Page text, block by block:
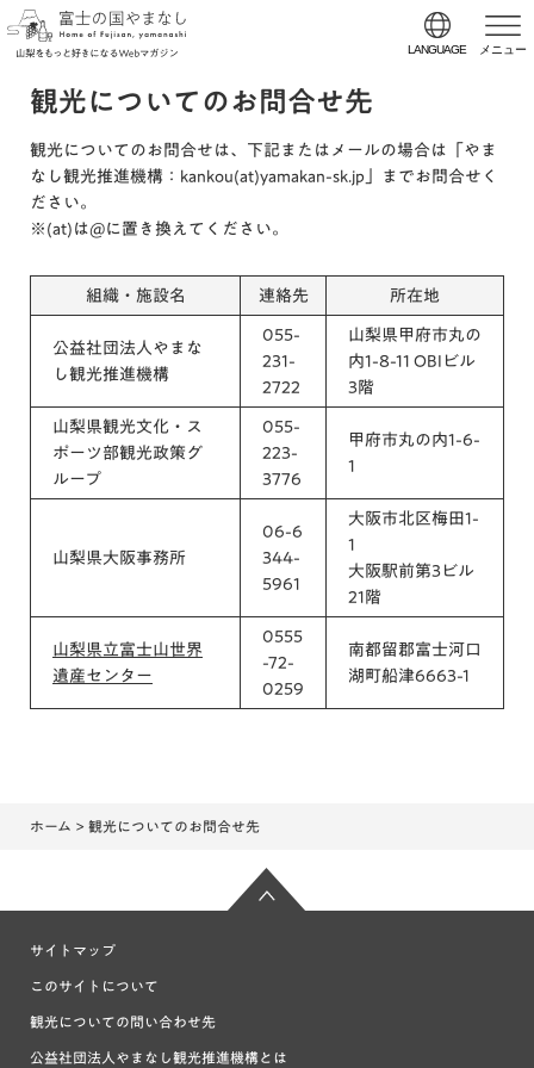
LANGUAGE メニュー
観光についてのお問合せ先
観光についてのお問合せは、下記またはメールの場合は「やま
なし観光推進機構：kankou(at)yamakan-sk.jp」までお問合せく
ださい。
※(at)は@に置き換えてください。
組織・施設名 連絡先 所在地
公益社団法人やまな
し観光推進機構
055-
231-
2722
山梨県甲府市丸の
内1-8-11 OBIビル
3階
山梨県観光文化・ス
ポーツ部観光政策グ
ループ
055-
223-
3776
甲府市丸の内1-6-
1
山梨県大阪事務所
06-6
344-
5961
大阪市北区梅田1-
1
大阪駅前第3ビル
21階
山梨県立富士山世界
遺産センター
0555
-72-
0259
南都留郡富士河口
湖町船津6663-1
ホーム > 観光についてのお問合せ先
サイトマップ
このサイトについて
観光についての問い合わせ先
公益社団法人やまなし観光推進機構とは